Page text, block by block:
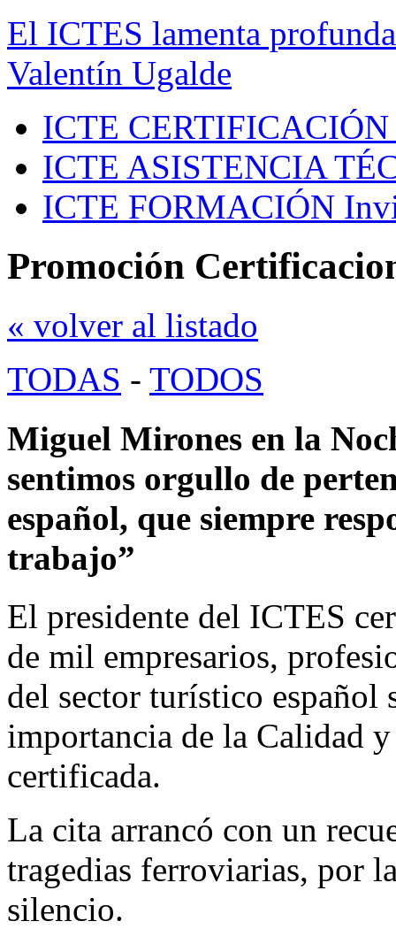
El ICTES lamenta
Valentín Ugalde
ICTE CERTIFICACIÓN
ICTE ASISTENCIA
ICTE FORMACIÓN
Promoción
« volver al listado
TODAS - TODOS
Miguel Mirones en la
sentimos orgullo de
español, que siempre
trabajo”
El presidente del ICTES
de mil empresarios,
del sector turístico
importancia de la Calidad
certificada.
La cita arrancó con un
tragedias ferroviarias, por
silencio.